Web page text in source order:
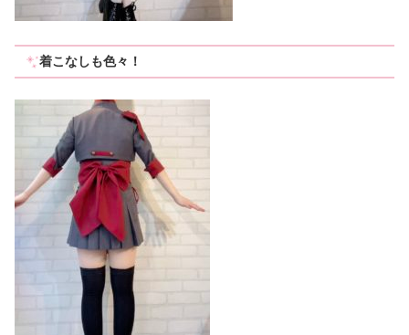
着こなしも色々！